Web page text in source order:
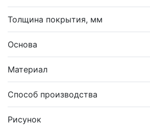
Толщина покрытия, мм
Основа
Материал
Способ производства
Рисунок